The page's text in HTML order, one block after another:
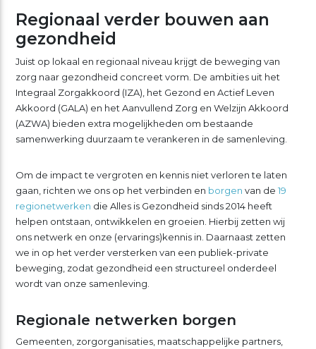
Regionaal verder bouwen aan
gezondheid
Juist op lokaal en regionaal niveau krijgt de beweging van
zorg naar gezondheid concreet vorm. De ambities uit het
Integraal Zorgakkoord (IZA), het Gezond en Actief Leven
Akkoord (GALA) en hetAanvullend Zorg en Welzijn Akkoord
(AZWA) bieden extra mogelijkheden om bestaande
samenwerking duurzaam te verankeren in de samenleving.
Om de impact te vergroten en kennis niet verloren te laten
gaan, richten we ons op het verbinden en borgen van de 19
regionetwerken die Alles is Gezondheid sinds 2014 heeft
helpen ontstaan, ontwikkelen en groeien. Hierbij zetten wij
ons netwerk en onze (ervarings)kennis in. Daarnaast zetten
we in op het verder versterken van een publiek-private
beweging, zodat gezondheid een structureel onderdeel
wordt van onze samenleving.
Regionale netwerken borgen
Gemeenten, zorgorganisaties, maatschappelijke partners,